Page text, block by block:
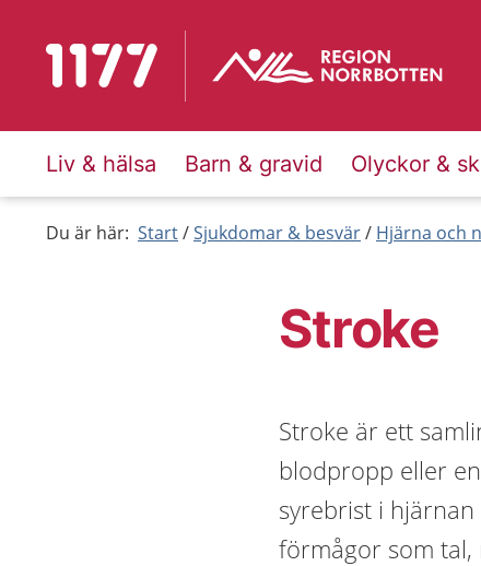
Till startsidan för 1177
Liv & hälsa Barn & gravid Olyckor &
Du är här: Start Sjukdomar & besvär Hjärna och
Stroke
Stroke är ett
blodpropp eller
syrebrist i
förmågor som tal,